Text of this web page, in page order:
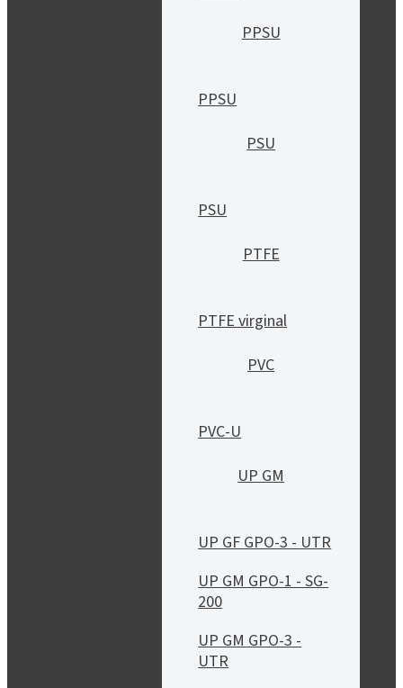
PPSU
PPSU
PSU
PSU
PTFE
PTFE virginal
PVC
PVC-U
UP GM
UP GF GPO-3 - UTR
UP GM GPO-1 - SG-
200
UP GM GPO-3 -
UTR